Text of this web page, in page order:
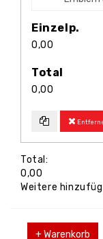
Einzelp.
0,00
Total
0,00
Total:
0,00
Weitere
+ Warenkorb